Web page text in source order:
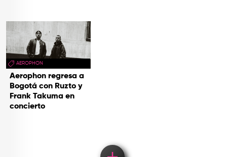
AEROPHON
Aerophon regresa a
Bogotá con Ruzto y
Frank Takuma en
concierto